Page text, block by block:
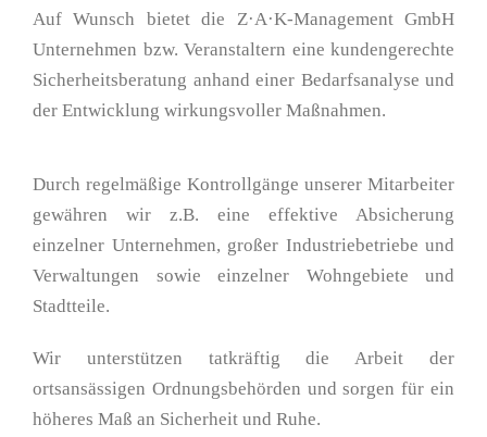
Auf Wunsch bietet die Z·A·K-Management GmbH
Unternehmen bzw. Veranstaltern eine kundengerechte
Sicherheitsberatung anhand einer Bedarfsanalyse und
der Entwicklung wirkungsvoller Maßnahmen.
Durch regelmäßige Kontrollgänge unserer Mitarbeiter
gewähren wir z.B. eine effektive Absicherung
einzelner Unternehmen, großer Industriebetriebe und
Verwaltungen sowie einzelner Wohngebiete und
Stadtteile.
Wir unterstützen tatkräftig die Arbeit der
ortsansässigen Ordnungsbehörden und sorgen für ein
höheres Maß an Sicherheit und Ruhe.